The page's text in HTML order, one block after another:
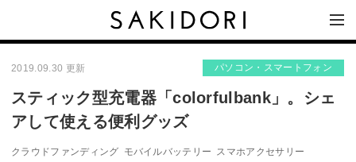
2019.09.30 更新 パソコン・スマートフォン
スティック型充電器「colorfulbank」。シェ
アして使える便利グッズ
クラウドファンディング モバイルバッテリー スマホアクセサリー